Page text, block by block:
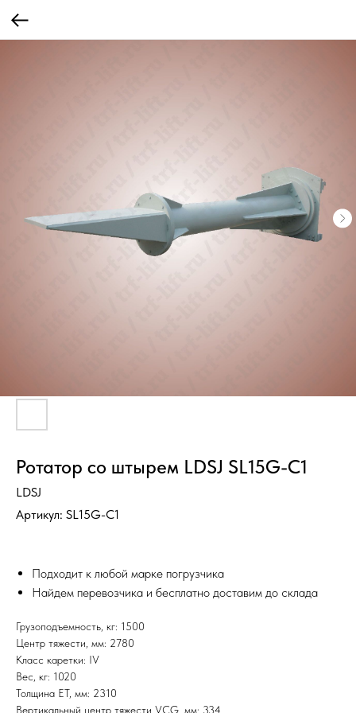
Ротатор со штырем LDSJ SL15G-C1
LDSJ
Артикул: SL15G-C1
Подходит к любой марке погрузчика
Найдем перевозчика и бесплатно доставим до склада
Грузоподъемность, кг: 1500
Центр тяжести, мм: 2780
Класс каретки: IV
Вес, кг: 1020
Толщина ET, мм: 2310
Вертикальный центр тяжести VCG, мм: 334